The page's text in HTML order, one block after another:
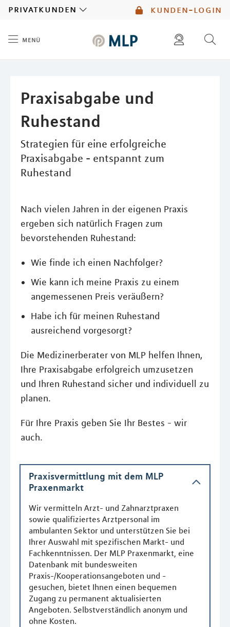
kunden-login
privatkunden
menü
Praxisabgabe und
Ruhestand
Strategien für eine erfolgreiche
Praxisabgabe - entspannt zum
Ruhestand
Nach vielen Jahren in der eigenen Praxis
ergeben sich natürlich Fragen zum
bevorstehenden Ruhestand:
Wie finde ich einen Nachfolger?
Wie kann ich meine Praxis zu einem
angemessenen Preis veräußern?
Habe ich für meinen Ruhestand
ausreichend vorgesorgt?
Die Medizinerberater von MLP helfen Ihnen,
Ihre Praxisabgabe erfolgreich umzusetzen
und Ihren Ruhestand sicher und individuell zu
planen.
Für Ihre Praxis geben Sie Ihr Bestes - wir
auch.
Praxisvermittlung mit dem MLP
Praxenmarkt
Wir vermitteln Arzt- und Zahnarztpraxen
sowie qualifiziertes Arztpersonal im
ambulanten Sektor und unterstützen Sie bei
Ihrer Auswahl mit spezifischen Markt- und
Fachkenntnissen. Der MLP Praxenmarkt, eine
Datenbank mit bundesweiten
Praxis-/Kooperationsangeboten und -
gesuchen, bietet Ihnen einen bequemen
Zugang zu permanent aktualisierten
Angeboten. Selbstverständlich anonym und
ohne Kosten.